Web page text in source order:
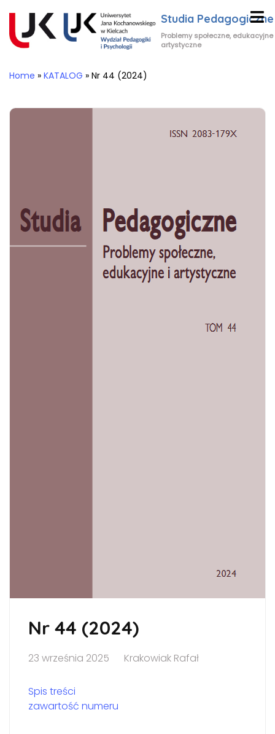
Studia Pedagogiczne
Problemy społeczne, edukacyjne
artystyczne
Home » KATALOG » Nr 44 (2024)
Nr 44 (2024)
23 września 2025 Krakowiak Rafał
Spis treści
zawartość numeru